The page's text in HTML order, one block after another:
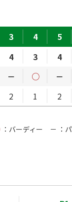
3 4 5
4 3 4
－ ○ －
2 1 2
：バーディー － ：